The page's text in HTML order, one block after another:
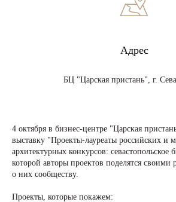
Адрес
БЦ "Царская пристань", г.
4 октября в бизнес-центре "Царская
выставку "Проекты-лауреаты российских и
архитектурных конкурсов:
которой авторы проектов поделятся своими
о них сообществу.
Проекты, которые покажем: